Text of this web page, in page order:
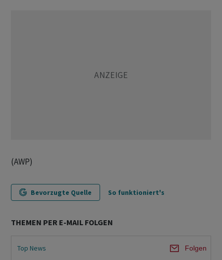
(AWP)
Bevorzugte Quelle So funktioniert's
THEMEN PER E-MAIL FOLGEN
Top News Folgen